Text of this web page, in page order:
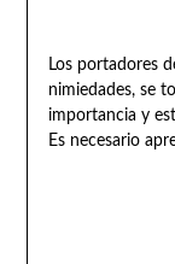
Los portadores
nimiedades, se
importancia y
Es necesario